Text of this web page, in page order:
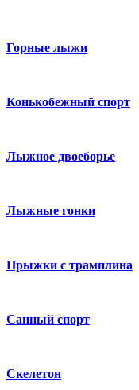
Горные лыжи
Конькобежный спорт
Лыжное двоеборье
Лыжные гонки
Прыжки с трамплина
Санный спорт
Скелетон